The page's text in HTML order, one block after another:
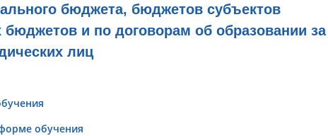
бюджета, бюджетов субъектов
и по договорам об образовании за
лиц
обучения